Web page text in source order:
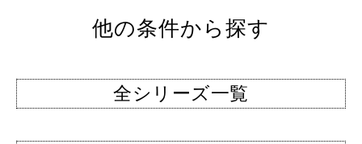
他の条件から探す
全シリーズ一覧